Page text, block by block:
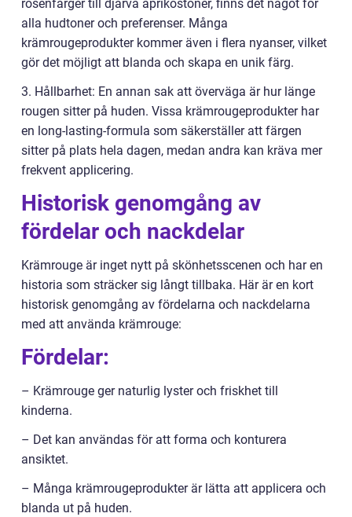
rosenfärger till djärva aprikostoner, finns det något för
alla hudtoner och preferenser. Många
krämrougeprodukter kommer även i flera nyanser, vilket
gör det möjligt att blanda och skapa en unik färg.
3. Hållbarhet: En annan sak att överväga är hur länge
rougen sitter på huden. Vissa krämrougeprodukter har
en long-lasting-formula som säkerställer att färgen
sitter på plats hela dagen, medan andra kan kräva mer
frekvent applicering.
Historisk genomgång av
fördelar och nackdelar
Krämrouge är inget nytt på skönhetsscenen och har en
historia som sträcker sig långt tillbaka. Här är en kort
historisk genomgång av fördelarna och nackdelarna
med att använda krämrouge:
Fördelar:
– Krämrouge ger naturlig lyster och friskhet till
kinderna.
– Det kan användas för att forma och konturera
ansiktet.
– Många krämrougeprodukter är lätta att applicera och
blanda ut på huden.